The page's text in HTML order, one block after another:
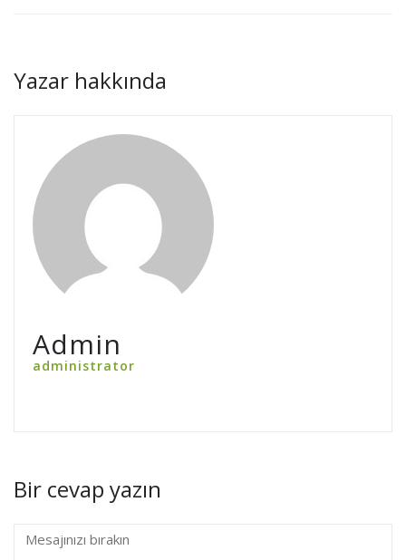
Yazar hakkında
Admin
administrator
Bir cevap yazın